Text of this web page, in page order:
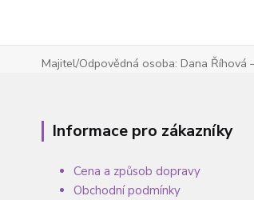
Majitel/Odpovědná osoba: Dana Říhová
Informace pro zákazníky
Cena a způsob dopravy
Obchodní podmínky